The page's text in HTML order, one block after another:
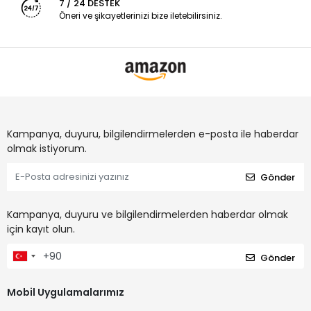
7 / 24 DESTEK
Öneri ve şikayetlerinizi bize iletebilirsiniz.
Kampanya, duyuru, bilgilendirmelerden e-posta ile haberdar
olmak istiyorum.
Gönder
Kampanya, duyuru ve bilgilendirmelerden haberdar olmak
için kayıt olun.
Gönder
Mobil Uygulamalarımız